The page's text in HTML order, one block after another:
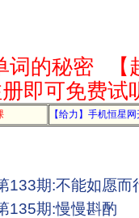
词的秘密
即可免费试
【给力】手机恒星
133期:不能如愿而
135期:慢慢斟酌